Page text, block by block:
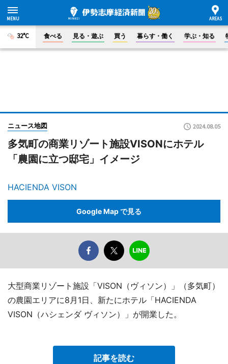
32°C 食べる 見る・遊ぶ 買う 暮らす・働く 学ぶ・知る
ニュース地図 2024.08.05
多気町の商業リゾート施設VISONにホテル
「農園に立つ邸宅」イメージ
HACIENDA VISON
Google Map で見る
大型商業リゾート施設「VISON（ヴィソン）」（多気町）
の農園エリアに8月1日、新たにホテル「HACIENDA
VISON（ハシェンダ ヴィソン）」が開業した。
記事を読む